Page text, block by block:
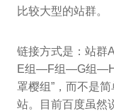
比较大型的站群。
链接方式是：站
E组—F组—G组
罩樱组”，而不是
站。目前百度虽然